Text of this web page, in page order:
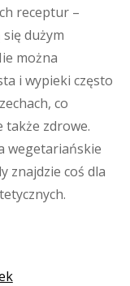
receptur –
się dużym
można
i wypieki często
co
także zdrowe.
wegetariańskie
znajdzie coś dla